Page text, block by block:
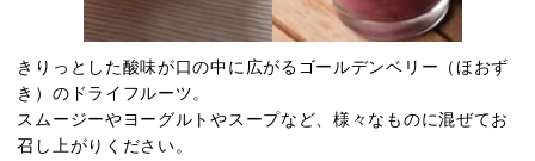
きりっとした酸味が口の中に広がるゴールデンベリー（ほおず
き）のドライフルーツ。
スムージーやヨーグルトやスープなど、様々なものに混ぜてお
召し上がりください。